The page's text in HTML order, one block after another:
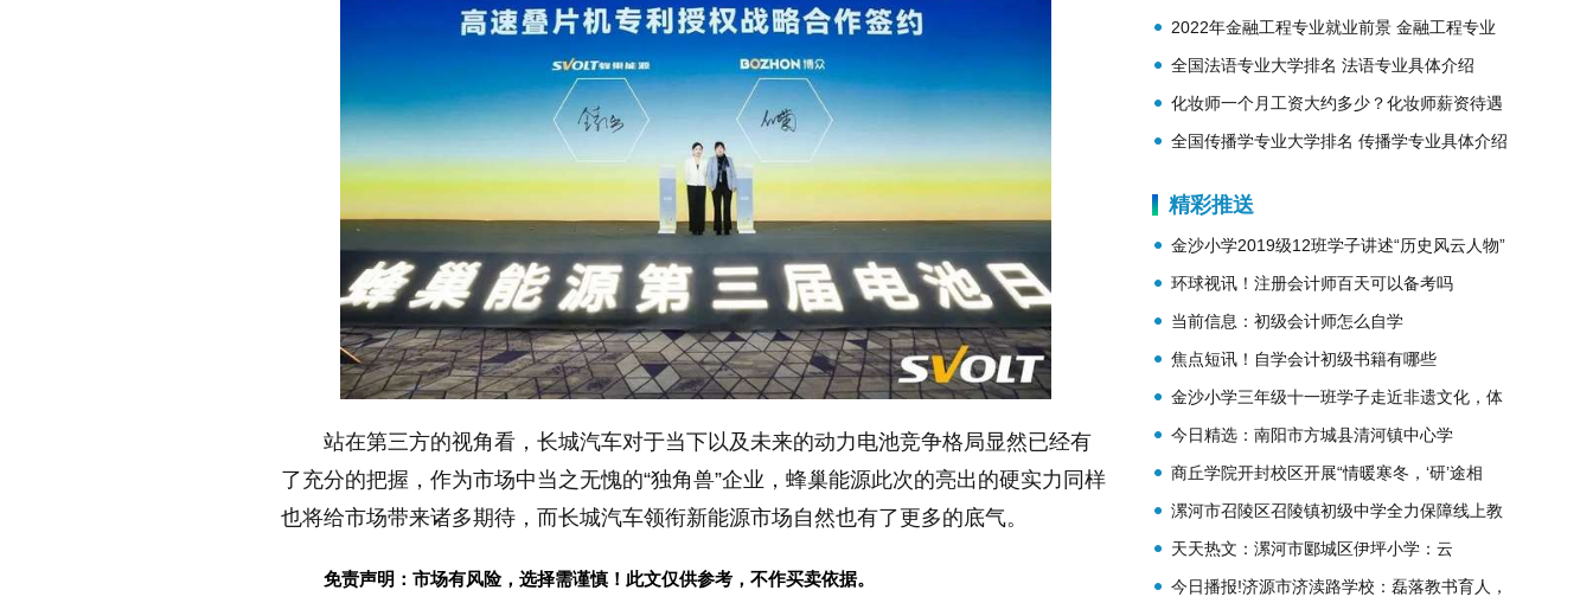
站在第三方的视角看，长城汽车对于当下以及未来的动力电池竞争格局显然已经有
了充分的把握，作为市场中当之无愧的“独角兽”企业，蜂巢能源此次的亮出的硬实力同样
也将给市场带来诸多期待，而长城汽车领衔新能源市场自然也有了更多的底气。
免责声明：市场有风险，选择需谨慎！此文仅供参考，不作买卖依据。
简介
2022年金融工程专业就业前景 金融工程专业
简介
全国法语专业大学排名 法语专业具体介绍
化妆师一个月工资大约多少？化妆师薪资待遇
全国传播学专业大学排名 传播学专业具体介绍
精彩推送
金沙小学2019级12班学子讲述“历史风云人物”
环球视讯！注册会计师百天可以备考吗
当前信息：初级会计师怎么自学
焦点短讯！自学会计初级书籍有哪些
金沙小学三年级十一班学子走近非遗文化，体
验艺术人生
今日精选：南阳市方城县清河镇中心学
校：“四到位”落实网课督导工作
商丘学院开封校区开展“情暖寒冬，‘研’途相
伴”暖心派水活动
漯河市召陵区召陵镇初级中学全力保障线上教
学质量
天天热文：漯河市郾城区伊坪小学：云
端“语”你同行 多元实践花开
今日播报!济源市济渎路学校：磊落教书育人，